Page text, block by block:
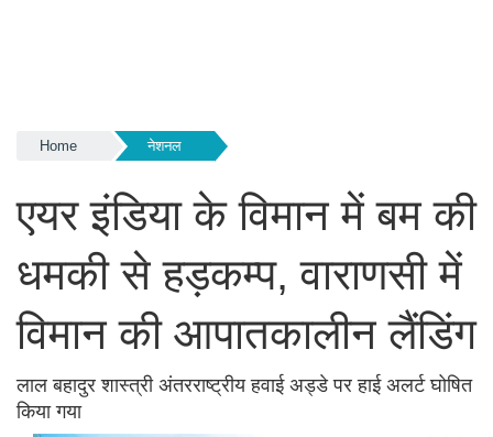
Home नेशनल
एयर इंडिया के विमान में बम की
धमकी से हड़कम्प, वाराणसी में
विमान की आपातकालीन लैंडिंग
लाल बहादुर शास्त्री अंतरराष्ट्रीय हवाई अड्डे पर हाई अलर्ट घोषित
किया गया